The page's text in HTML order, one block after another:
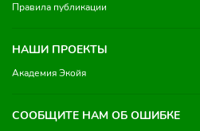
Правила публикации
НАШИ ПРОЕКТЫ
Академия Экойя
СООБЩИТЕ НАМ ОБ ОШИБКЕ